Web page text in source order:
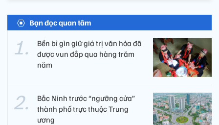
Bạn đọc quan tâm
Bền bỉ gìn giữ giá trị văn hóa đã
được vun đắp qua hàng trăm
năm
Bắc Ninh trước “ngưỡng cửa”
thành phố trực thuộc Trung
ương